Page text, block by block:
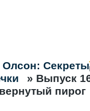
Олсон: Секреты
» Выпуск
пирог